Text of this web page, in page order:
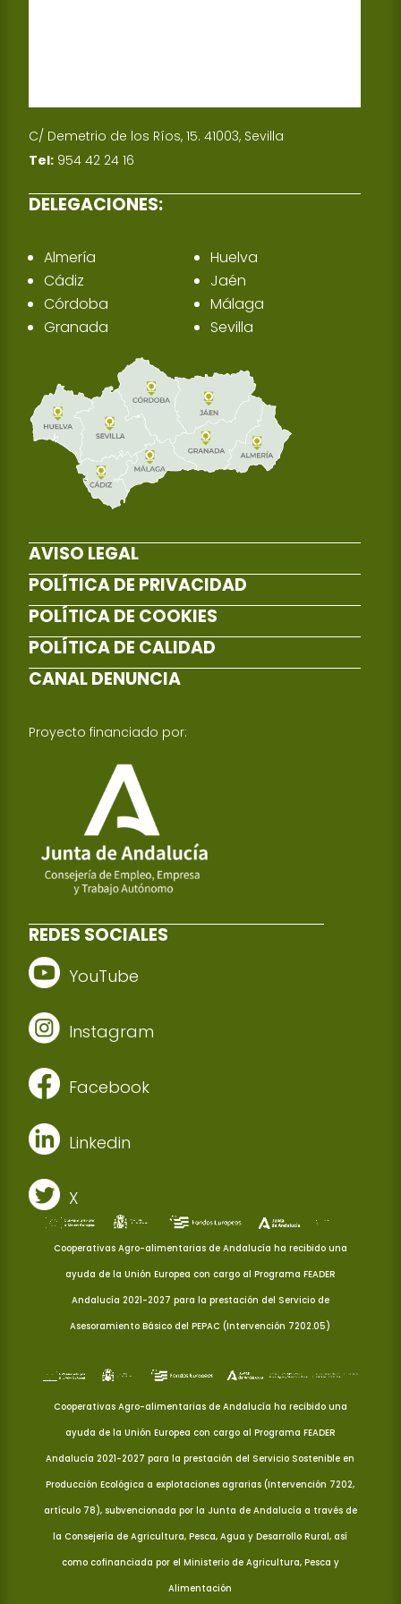
C/ Demetrio de los Ríos, 15. 41003, Sevilla
Tel: 954 42 24 16
DELEGACIONES:
Almería
Cádiz
Córdoba
Granada
Huelva
Jaén
Málaga
Sevilla
AVISO LEGAL
POLÍTICA DE PRIVACIDAD
POLÍTICA DE COOKIES
POLÍTICA DE CALIDAD
CANAL DENUNCIA
Proyecto financiado por:
REDES SOCIALES
YouTube
Instagram
Facebook
Linkedin
X
Cooperativas Agro-alimentarias de Andalucía ha recibido una
ayuda de la Unión Europea con cargo al Programa FEADER
Andalucía 2021-2027 para la prestación del Servicio de
Asesoramiento Básico del PEPAC (Intervención 7202.05)
Cooperativas Agro-alimentarias de Andalucía ha recibido una
ayuda de la Unión Europea con cargo al Programa FEADER
Andalucía 2021-2027 para la prestación del Servicio Sostenible en
Producción Ecológica a explotaciones agrarias (Intervención 7202,
artículo 78), subvencionada por la Junta de Andalucía a través de
la Consejería de Agricultura, Pesca, Agua y Desarrollo Rural, así
como cofinanciada por el Ministerio de Agricultura, Pesca y
Alimentación